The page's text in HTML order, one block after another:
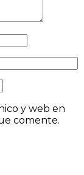
y web en
comente.